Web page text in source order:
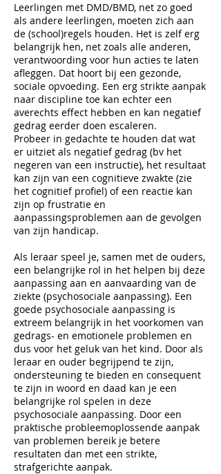
Leerlingen met DMD/BMD, net zo goed
als andere leerlingen, moeten zich aan
de (school)regels houden. Het is zelf erg
belangrijk hen, net zoals alle anderen,
verantwoording voor hun acties te laten
afleggen. Dat hoort bij een gezonde,
sociale opvoeding. Een erg strikte aanpak
naar discipline toe kan echter een
averechts effect hebben en kan negatief
gedrag eerder doen escaleren.
Probeer in gedachte te houden dat wat
er uitziet als negatief gedrag (bv het
negeren van een instructie), het resultaat
kan zijn van een cognitieve zwakte (zie
het cognitief profiel) of een reactie kan
zijn op frustratie en
aanpassingsproblemen aan de gevolgen
van zijn handicap.
Als leraar speel je, samen met de ouders,
een belangrijke rol in het helpen bij deze
aanpassing aan en aanvaarding van de
ziekte (psychosociale aanpassing). Een
goede psychosociale aanpassing is
extreem belangrijk in het voorkomen van
gedrags- en emotionele problemen en
dus voor het geluk van het kind. Door als
leraar en ouder begrijpend te zijn,
ondersteuning te bieden en consequent
te zijn in woord en daad kan je een
belangrijke rol spelen in deze
psychosociale aanpassing. Door een
praktische probleemoplossende aanpak
van problemen bereik je betere
resultaten dan met een strikte,
strafgerichte aanpak.